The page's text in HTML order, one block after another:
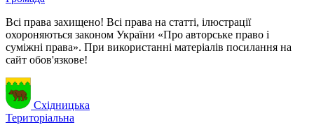
Всі права захищено! Всі права на статті, ілюстрації
охороняються законом України «Про авторське право і
суміжні права». При використанні матеріалів посилання на
сайт обов'язкове!
Східницька
Територіальна